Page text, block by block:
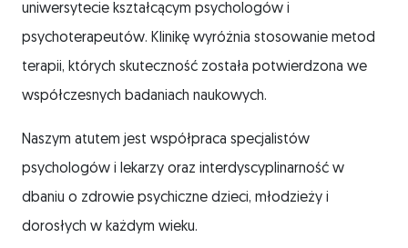
uniwersytecie kształcącym psychologów i
psychoterapeutów. Klinikę wyróżnia stosowanie metod
terapii, których skuteczność została potwierdzona we
współczesnych badaniach naukowych.
Naszym atutem jest współpraca specjalistów
psychologów i lekarzy oraz interdyscyplinarność w
dbaniu o zdrowie psychiczne dzieci, młodzieży i
dorosłych w każdym wieku.